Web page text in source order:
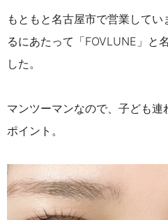
もともと名古屋市で営業して
るにあたって「FOVLUNE」と
した。
マンツーマンなので、子ども
ポイント。